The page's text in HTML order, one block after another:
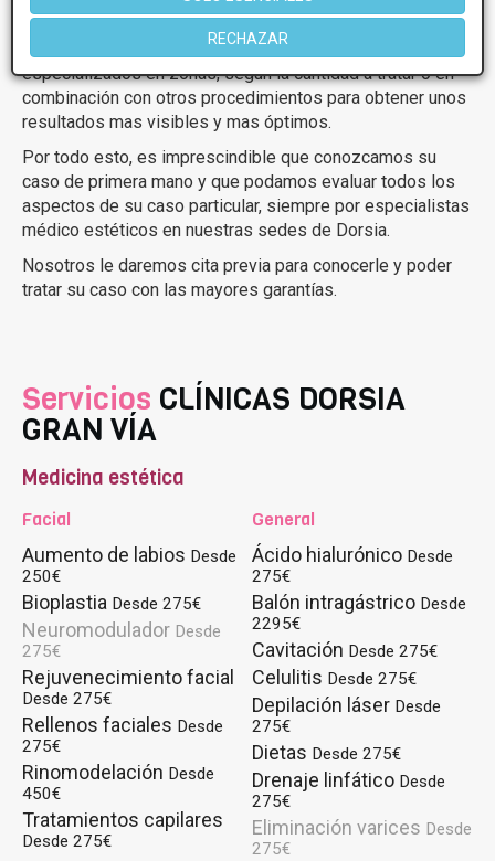
RECHAZAR
zona a tratar y el estado de la misma, ya que en estos
días, existen numerosos tratamientos para combatirla,
especializados en zonas, según la cantidad a tratar o en
combinación con otros procedimientos para obtener unos
resultados mas visibles y mas óptimos.
Por todo esto, es imprescindible que conozcamos su
caso de primera mano y que podamos evaluar todos los
aspectos de su caso particular, siempre por especialistas
médico estéticos en nuestras sedes de Dorsia.
Nosotros le daremos cita previa para conocerle y poder
tratar su caso con las mayores garantías.
Servicios CLÍNICAS DORSIA
GRAN VÍA
Medicina estética
Facial
Aumento de labios Desde
250€
Bioplastia Desde 275€
Neuromodulador Desde
275€
Rejuvenecimiento facial
Desde 275€
Rellenos faciales Desde
275€
Rinomodelación Desde
450€
Tratamientos capilares
Desde 275€
General
Ácido hialurónico Desde
275€
Balón intragástrico Desde
2295€
Cavitación Desde 275€
Celulitis Desde 275€
Depilación láser Desde
275€
Dietas Desde 275€
Drenaje linfático Desde
275€
Eliminación varices Desde
275€